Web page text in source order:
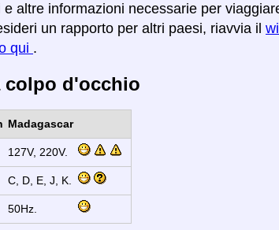
altre informazioni necessarie per
un rapporto per altri paesi, riavvia il
qui .
colpo d'occhio
Madagascar
127V, 220V.
C, D, E, J, K.
50Hz.